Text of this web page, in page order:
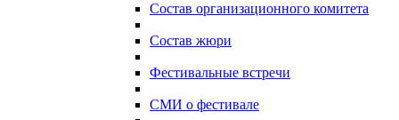
Состав организационного комитета
Состав жюри
Фестивальные встречи
СМИ о фестивале